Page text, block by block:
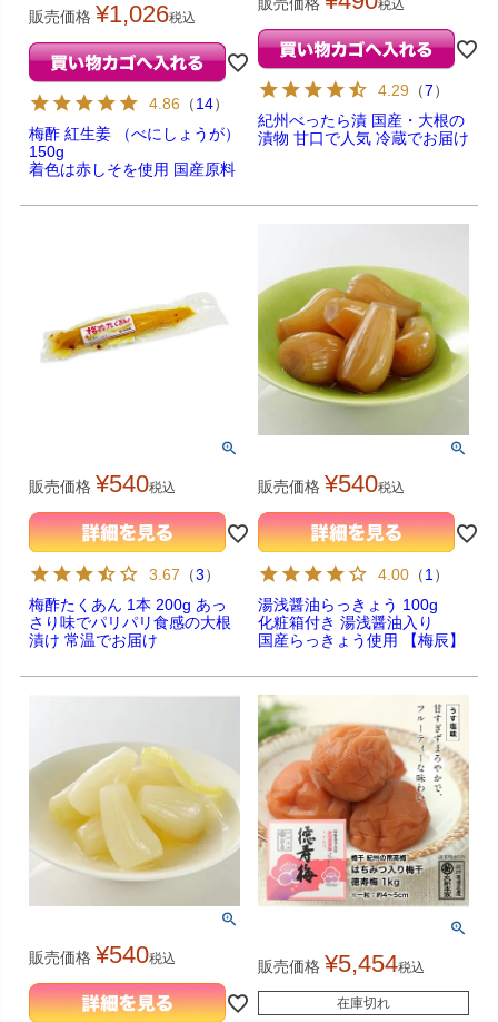
販売価格 ¥1,026税込
4.86 （14）
梅酢 紅生姜 （べにしょうが）
150g
着色は赤しそを使用 国産原料
税込
4.29 （7）
紀州べったら漬 国産・大根の
漬物 甘口で人気 冷蔵でお届け
販売価格 ¥540税込
3.67 （3）
梅酢たくあん 1本 200g あっ
さり味でパリパリ食感の大根
漬け 常温でお届け
販売価格 ¥540税込
4.00 （1 ）
湯浅醤油らっきょう 100g
化粧箱付き 湯浅醤油入り
国産らっきょう使用 【梅辰】
販売価格 ¥540税込 販売価格 ¥5,454税込
在庫切れ